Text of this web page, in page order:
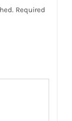
Required